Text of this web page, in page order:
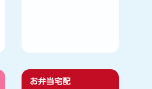
お弁当宅配